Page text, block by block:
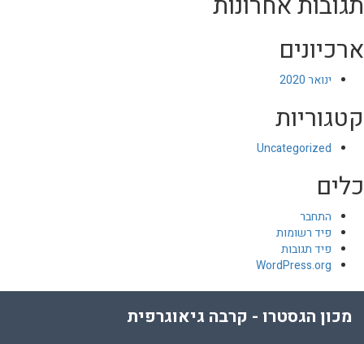
ארכיונים
ינואר 2020
קטגוריות
Uncategorized
כלים
התחבר
פיד רשומות
פיד תגובות
WordPress.org
מכון הגסטרו - קרבה גיאוגרפית